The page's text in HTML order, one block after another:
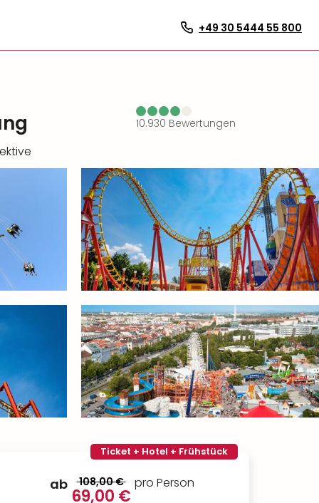
+49 30 5444 55 800
10.930 Bewertungen
Ticket + Hotel + Frühstück
ab 108,00 €
69,00 €
pro Person